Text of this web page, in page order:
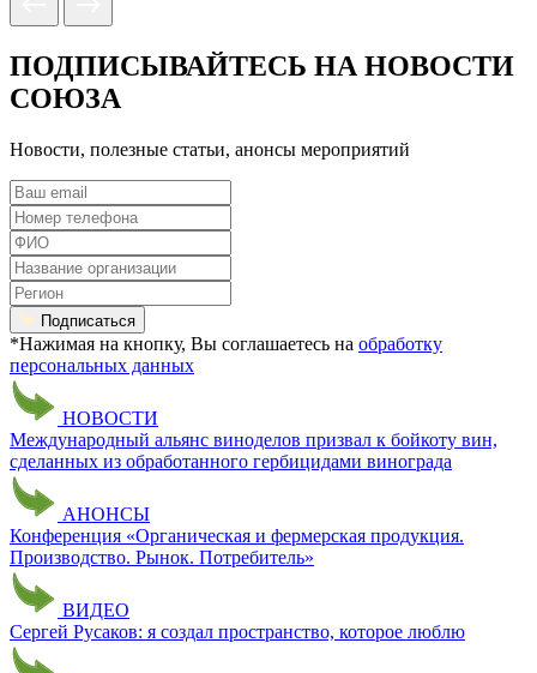
ПОДПИСЫВАЙТЕСЬ НА НОВОСТИ
СОЮЗА
Новости, полезные статьи, анонсы мероприятий
Подписаться
*Нажимая на кнопку, Вы соглашаетесь на обработку
персональных данных
НОВОСТИ
Международный альянс виноделов призвал к бойкоту вин,
сделанных из обработанного гербицидами винограда
АНОНСЫ
Конференция «Органическая и фермерская продукция.
Производство. Рынок. Потребитель»
ВИДЕО
Сергей Русаков: я создал пространство, которое люблю